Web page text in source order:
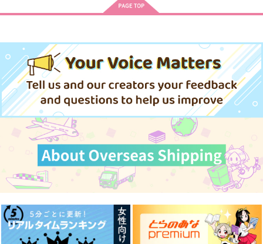
黒糖書房
1,430円（税込）
五条悟×夏油傑
サンプル
作品詳細
黒糖書房
1,430円（税込）
五条悟×夏油傑
サンプル
黒糖書房
1,430 円（税込）
五条悟×夏油傑
サンプル
作品詳細
カート カート カート
碧天のアンザイレン
黒糖書房
1,430円（税込）
呪術廻戦
五条悟×夏油傑
不覊の翼
黒糖書房
1,430円（税込）
呪術廻戦
五条悟×夏油傑
勇者パーティーを追い
出されたビーストテイ
マー、最強と再会して
黒糖書房
専売 1,430円（税込）
呪術廻戦
五条悟×夏油傑
かりそめ
専売 472 （税込）
呪術廻戦
五条悟×夏油傑
サンプル
カート
渡海屋
専売 715円（税込）
五条悟×夏油傑
crocus
専売 787円（税込）
呪術廻戦
五条悟×夏油傑
サンプル